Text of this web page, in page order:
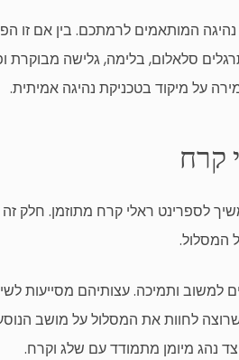
המותאמים לרמתכם. בין אם זו
סלאלום, בלימה, גלישה מבוקרת
על מיקוד בטכניקת נהיגה אמיתית.
קרח
לספרינט ראלי קרח מתוזמן. חלק
המסלול.
למשוב ותמיכה. עצותיהם מסייעות
לחוות את המסלול על מושב
נהג מיומן מתמודד עם שלג וקרח.